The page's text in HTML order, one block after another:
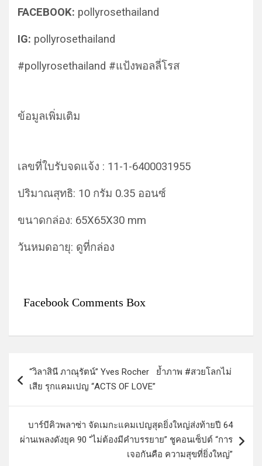
FACEBOOK: pollyrosethailand
IG: pollyrosethailand
#pollyrosethailand #แป้งพอลลี่โรส
ข้อมูลเพิ่มเติม
เลขที่ใบรับจดแจ้ง : 11-1-6400031955
ปริมาณสุทธิ: 10 กรัม 0.35 ออนซ์
ขนาดกล่อง: 65X65X30 mm
วันหมดอายุ: ดูที่กล่อง
Facebook Comments Box
น
“วิลาสินี ภาณุรัตน์” Yves Rocher​ ย้ำภาพ #สวยโลกไม่
เสีย รุกแคมเปญ “ACTS OF LOVE”
บาร์บีคิวพลาซ่า จัดเมกะแคมเปญสุดยิ่งใหญ่ส่งท้ายปี 64
ผ่านเพลงดังยุค 90 “ไม่ต้องมีคำบรรยาย” ชูคอนเซ็ปต์ “การ
เจอกันคือ ความสุขที่ยิ่งใหญ่”